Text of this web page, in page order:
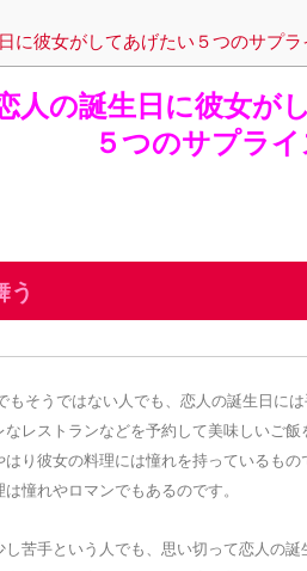
に彼女がしてあげたい５つのサプラ
人の誕生日に彼女が
５つのサプライ
う
もそうではない人でも、恋人の誕生日に
なレストランなどを予約して美味しいご
はり彼女の料理には憧れを持っているも
憧れやロマンでもあるのです。
し苦手という人でも、思い切って恋人の